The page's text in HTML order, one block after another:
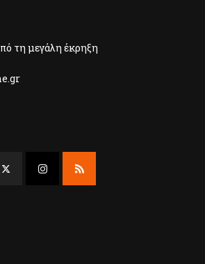
τη μεγάλη έκρηξη